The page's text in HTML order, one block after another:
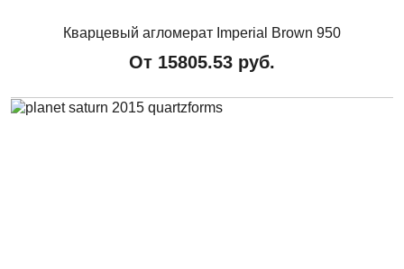
Кварцевый агломерат Imperial Brown 950
От 15805.53 руб.